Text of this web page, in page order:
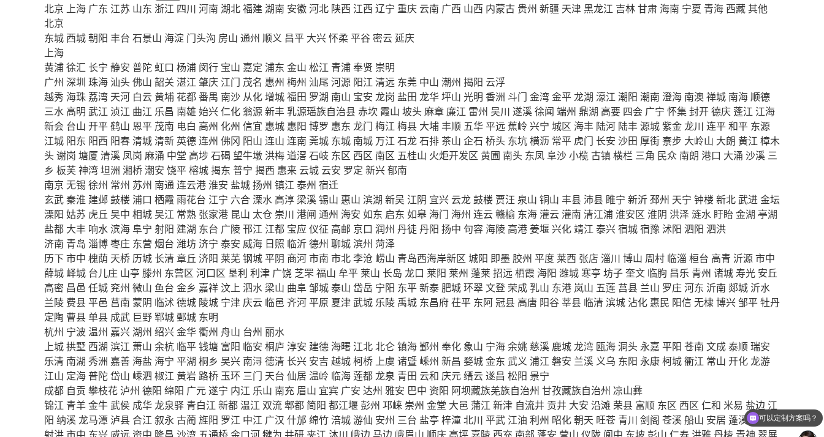
北京 上海 广东 江苏 山东 浙江 四川 河南 湖北福建湖南 安徽河北 陕西 江西 辽宁 重庆 云南 广西 山西 内蒙古 贵州 新疆 天津黑龙江 吉林甘肃 海南 宁夏 青海 西藏其他
北京
东城 西城朝阳 丰台 石景山 海淀 门头沟 房山 通州 顺义 昌平 大兴怀柔平谷 密云延庆
上海
黄浦徐汇 长宁 静安 普陀 虹口 杨浦 闵行 宝山 嘉定 浦东 金山 松江 青浦奉贤 崇明
广州 深圳 珠海 汕头佛山 韶关 湛江 肇庆 江门 茂名 惠州 梅州 汕尾 河源 阳江 清远 东莞 中山 潮州 揭阳 云浮
越秀 海珠 荔湾 天河 白云黄埔 花都番禺 南沙 从化增城福田 罗湖 南山 宝安 龙岗 盐田 龙华坪山 光明 香洲 斗门 金湾金平龙湖 濠江 潮阳 潮南 澄海 南澳禅城 南海 顺德
三水 高明 武江 浈江 曲江 乐昌 南雄 始兴仁化 翁源新丰乳源瑶族自治县赤坎 霞山 坡头麻章 廉江 雷州 吴川 遂溪徐闻 端州 鼎湖 高要 四会 广宁 怀集封开德庆 蓬江 江海
新会 台山 开平鹤山 恩平 茂南 电白 高州 化州 信宜 惠城 惠阳 博罗 惠东 龙门 梅江 梅县 大埔丰顺 五华平远 蕉岭 兴宁 城区 海丰 陆河 陆丰源城紫金龙川 连平和平 东源
江城 阳东 阳西 阳春清城清新 英德连州 佛冈 阳山 连山 连南 莞城 东城 南城 万江 石龙石排茶山 企石 桥头 东坑横沥 常平 虎门 长安 沙田 厚街寮步 大岭山 大朗 黄江 樟木
头谢岗 塘厦 清溪 凤岗 麻涌 中堂 高埗石碣 望牛墩 洪梅道滘 石岐 东区 西区 南区 五桂山 火炬开发区 黄圃 南头 东凤阜沙小榄 古镇横栏 三角 民众 南朗 港口 大涌 沙溪 三
乡 板芙 神湾坦洲 湘桥潮安 饶平榕城揭东 普宁 揭西 惠来 云城 云安 罗定 新兴郁南
南京 无锡 徐州 常州 苏州 南通连云港淮安 盐城扬州 镇江 泰州 宿迁
玄武秦淮 建邺鼓楼 浦口 栖霞 雨花台 江宁 六合 溧水 高淳 梁溪锡山 惠山 滨湖 新吴 江阴 宜兴 云龙鼓楼 贾汪 泉山 铜山 丰县 沛县 睢宁 新沂邳州 天宁 钟楼 新北武进金坛
溧阳 姑苏 虎丘 吴中 相城吴江 常熟 张家港 昆山 太仓 崇川 港闸 通州 海安 如东 启东 如皋 海门 海州 连云赣榆 东海灌云灌南 清江浦淮安区 淮阴 洪泽 涟水 盱眙金湖 亭湖
盐都 大丰 响水滨海阜宁 射阳 建湖 东台 广陵邗江 江都 宝应 仪征 高邮 京口 润州 丹徒丹阳 扬中 句容 海陵 高港姜堰兴化靖江 泰兴宿城宿豫 沭阳 泗阳 泗洪
济南 青岛 淄博枣庄 东营 烟台 潍坊济宁 泰安 威海 日照 临沂德州 聊城滨州 菏泽
历下市中 槐荫 天桥 历城 长清章丘 济阳 莱芜钢城平阴 商河市南 市北李沧 崂山 青岛西海岸新区 城阳 即墨 胶州 平度 莱西 张店 淄川 博山 周村 临淄 桓台 高青 沂源市中
薛城 峄城 台儿庄 山亭 滕州 东营区 河口区 垦利 利津 广饶 芝罘福山 牟平 莱山 长岛 龙口 莱阳 莱州 蓬莱招远 栖霞 海阳 潍城 寒亭 坊子奎文 临朐 昌乐 青州 诸城寿光 安丘
高密 昌邑 任城 兖州 微山 鱼台 金乡 嘉祥 汶上 泗水 梁山 曲阜邹城泰山 岱岳 宁阳 东平新泰 肥城环翠文登 荣成乳山 东港 岚山 五莲 莒县 兰山 罗庄河东 沂南 郯城 沂水
兰陵 费县平邑 莒南 蒙阴 临沭德城 陵城 宁津 庆云 临邑 齐河平原 夏津武城 乐陵 禹城 东昌府茌平 东阿冠县 高唐 阳谷莘县 临清滨城 沾化 惠民 阳信无棣博兴邹平牡丹
定陶 曹县单县 成武 巨野 郓城 鄄城 东明
杭州 宁波 温州 嘉兴湖州 绍兴金华衢州 舟山 台州 丽水
上城拱墅 西湖 滨江 萧山 余杭 临平钱塘 富阳 临安 桐庐 淳安 建德 海曙 江北北仑镇海鄞州 奉化 象山 宁海余姚 慈溪 鹿城龙湾 瓯海洞头 永嘉 平阳 苍南 文成泰顺瑞安
乐清 南湖 秀洲 嘉善 海盐 海宁 平湖 桐乡 吴兴 南浔德清 长兴 安吉 越城柯桥 上虞 诸暨 嵊州 新昌 婺城金东 武义 浦江 磐安 兰溪 义乌 东阳 永康柯城衢江 常山 开化龙游
江山 定海普陀 岱山 嵊泗 椒江 黄岩 路桥 玉环 三门 天台 仙居 温岭 临海莲都龙泉 青田 云和 庆元缙云遂昌 松阳 景宁
成都 自贡 攀枝花 泸州 德阳 绵阳 广元遂宁 内江 乐山 南充 眉山 宜宾 广安 达州 雅安 巴中 资阳 阿坝藏族羌族自治州 甘孜藏族自治州 凉山彝
锦江 青羊金牛武侯 成华龙泉驿 青白江 新都 温江 双流郫都 简阳 都江堰彭州 邛崃 崇州 金堂 大邑 蒲江 新津 自流井 贡井 大安 沿滩 荣县 富顺 东区 西区 仁和 米易 盐边 江
阳 纳溪龙马潭 泸县合江 叙永古蔺旌阳 罗江 中江 广汉 什邡 绵竹 涪城游仙 安州 三台 盐亭 梓潼北川 平武 江油 利州 昭化朝天 旺苍 青川 剑阁 苍溪船山 安居 蓬溪大英
射洪市中 东兴 威远 资中 隆昌 沙湾 五通桥金口河犍为 井研 夹江 沐川 峨边 马边 峨眉山 顺庆 高坪 嘉陵 西充 南部 蓬安 营山 仪陇 阆中 东坡彭山 仁寿 洪雅丹棱 青神 翠屏
你们电话多少
可以定制方案吗？